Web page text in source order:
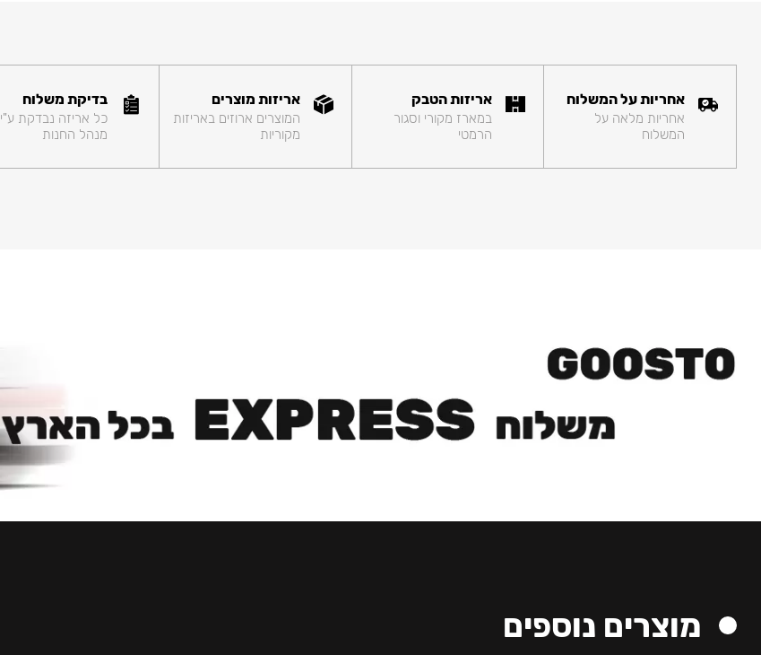
אחריות על המשלוח
אחריות מלאה על
המשלוח
אריזות הטבק
במארז מקורי וסגור
הרמטי
אריזות מוצרים
המוצרים ארוזים באריזות
מקוריות
בדיקת משלוח
כל אריזה נבדקת ע"י
מנהל החנות
מוצרים נוספים